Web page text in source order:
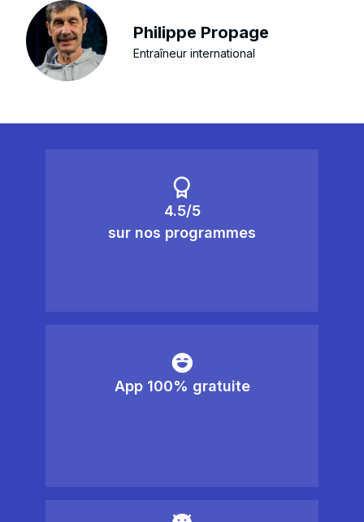
Philippe Propage
Entraîneur international
4.5/5
sur nos programmes
App 100% gratuite